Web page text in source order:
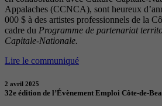
Appalaches (CCNCA), sont heureux
000 $ à des artistes professionnels de la
cadre du Programme de partenariat
Capitale-Nationale.
Lire le communiqué
2 avril 2025
32e édition de l’Évènement Emploi Côte-de-